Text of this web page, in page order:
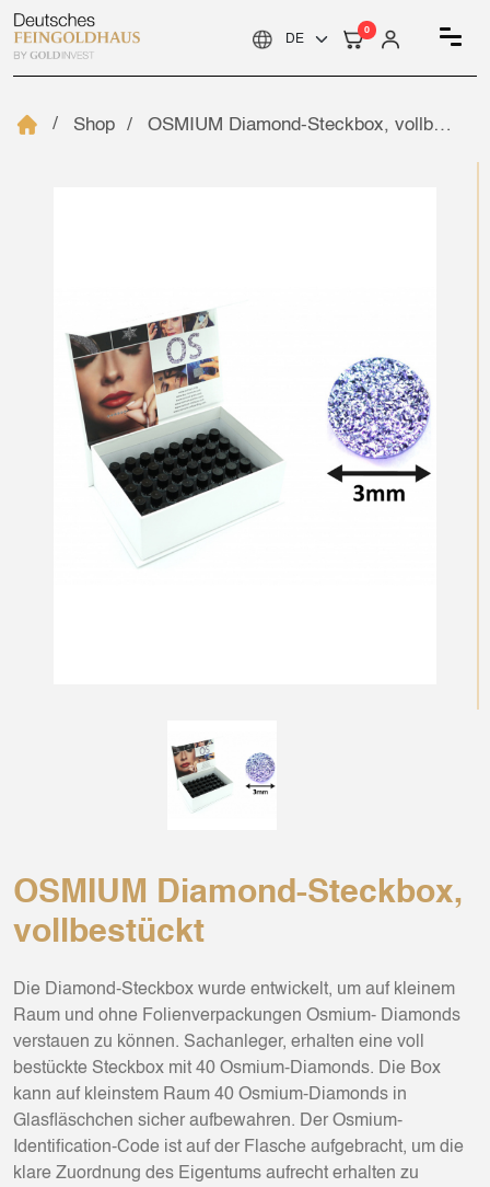
0
Shop OSMIUM Diamond-Steckbox, vollbestückt
OSMIUM Diamond-Steckbox,
vollbestückt
Die Diamond-Steckbox wurde entwickelt, um auf kleinem
Raum und ohne Folienverpackungen Osmium- Diamonds
verstauen zu können. Sachanleger, erhalten eine voll
bestückte Steckbox mit 40 Osmium-Diamonds. Die Box
kann auf kleinstem Raum 40 Osmium-Diamonds in
Glasfläschchen sicher aufbewahren. Der Osmium-
Identification-Code ist auf der Flasche aufgebracht, um die
klare Zuordnung des Eigentums aufrecht erhalten zu